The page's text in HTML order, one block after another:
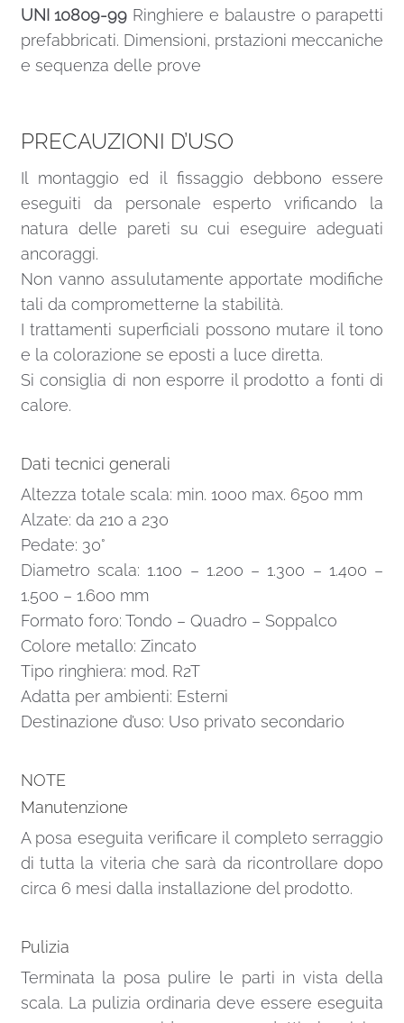
UNI 10809-99 Ringhiere e balaustre o parapetti
prefabbricati. Dimensioni, prstazioni meccaniche
e sequenza delle prove
PRECAUZIONI D’USO
Il montaggio ed il fissaggio debbono essere
eseguiti da personale esperto vrificando la
natura delle pareti su cui eseguire adeguati
ancoraggi.
Non vanno assulutamente apportate modifiche
tali da comprometterne la stabilità.
I trattamenti superficiali possono mutare il tono
e la colorazione se eposti a luce diretta.
Si consiglia di non esporre il prodotto a fonti di
calore.
Dati tecnici generali
Altezza totale scala: min. 1000 max. 6500 mm
Alzate: da 210 a 230
Pedate: 30°
Diametro scala: 1.100 – 1.200 – 1.300 – 1.400 –
1.500 – 1.600 mm
Formato foro: Tondo – Quadro – Soppalco
Colore metallo: Zincato
Tipo ringhiera: mod. R2T
Adatta per ambienti: Esterni
Destinazione d’uso: Uso privato secondario
NOTE
Manutenzione
A posa eseguita verificare il completo serraggio
di tutta la viteria che sarà da ricontrollare dopo
circa 6 mesi dalla installazione del prodotto.
Pulizia
Terminata la posa pulire le parti in vista della
scala. La pulizia ordinaria deve essere eseguita